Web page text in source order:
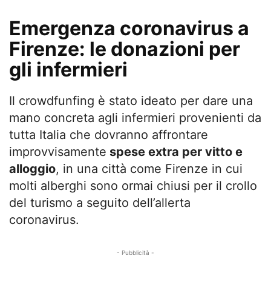
Emergenza coronavirus a
Firenze: le donazioni per
gli infermieri
Il crowdfunfing è stato ideato per dare una
mano concreta agli infermieri provenienti da
tutta Italia che dovranno affrontare
improvvisamente spese extra per vitto e
alloggio, in una città come Firenze in cui
molti alberghi sono ormai chiusi per il crollo
del turismo a seguito dell’allerta
coronavirus.
- Pubblicità -